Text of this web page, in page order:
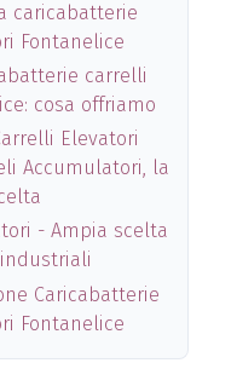
caricabatterie
Fontanelice
carrelli
cosa offriamo
Elevatori
Accumulatori, la
- Ampia scelta
Caricabatterie
Fontanelice